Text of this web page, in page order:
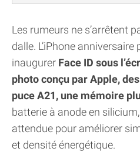
Les rumeurs ne s’arrêtent
dalle. L’iPhone
inaugurer Face ID sous
photo conçu par Apple,
puce A21, une mémoire
batterie à anode en
attendue pour améliorer
et densité énergétique.